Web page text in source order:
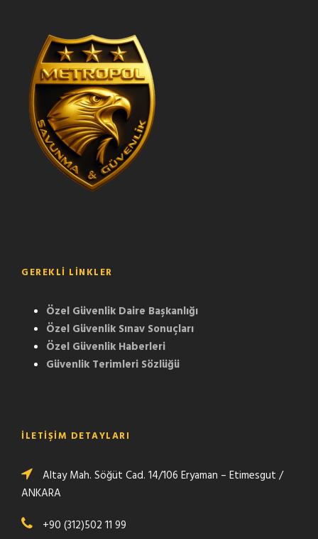
GEREKLI LINKLER
Özel Güvenlik Daire Başkanlığı
Özel Güvenlik Sınav Sonuçları
Özel Güvenlik Haberleri
Güvenlik Terimleri Sözlüğü
İLETİŞİM DETAYLARI
Altay Mah. Söğüt Cad. 14/106 Eryaman – Etimesgut /
ANKARA
+90 (312)502 11 99